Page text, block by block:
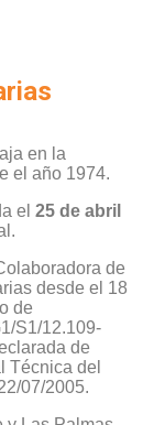
en la
el año 1974.
el 25 de abril
de
desde el 18
de
S1/12.109-
de
Técnica del
07/2005.